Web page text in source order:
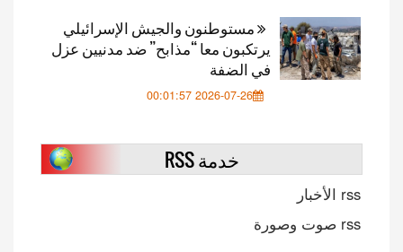
مستوطنون والجيش الإسرائيلي
يرتكبون معا “مذابح” ضد مدنيين عزل
في الضفة
2026-07-26 00:01:57
خدمة RSS
rss الأخبار
rss صوت وصورة